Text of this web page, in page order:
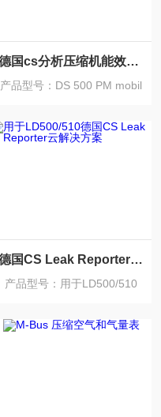
德国cs分析压缩机能效的便携式图形记录仪
产品型号：DS 500 PM mobil
德国CS Leak Reporter云解决方案
产品型号：用于LD500/510